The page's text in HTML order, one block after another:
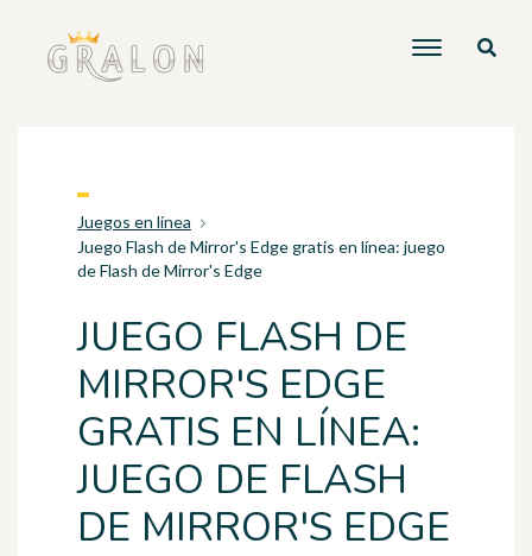
Juegos en línea
Juego Flash de Mirror's Edge gratis en línea: juego
de Flash de Mirror's Edge
JUEGO FLASH DE
MIRROR'S EDGE
GRATIS EN LÍNEA:
JUEGO DE FLASH
DE MIRROR'S EDGE